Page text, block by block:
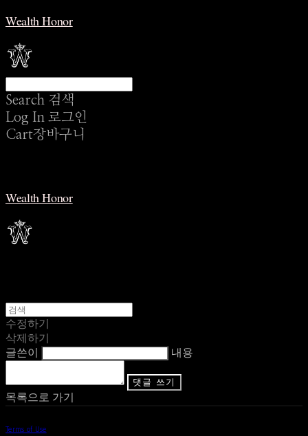
Wealth Honor
Search 검색
Log In 로그인
Cart장바구니
Wealth Honor
수정하기
삭제하기
글쓴이
내용
댓글 쓰기
목록으로 가기
Terms of Use